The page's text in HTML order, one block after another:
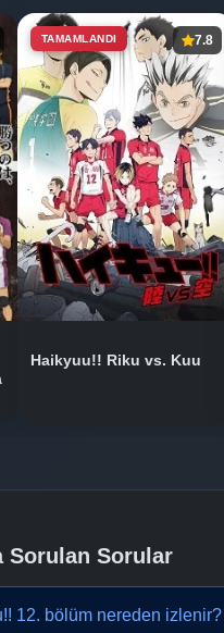
TAMAMLANDI 7.8
Haikyuu!! Riku vs. Kuu
Sorulan Sorular
12. bölüm nereden izlenir?